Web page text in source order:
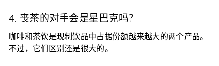
4. 丧茶的对手会是星巴克吗？
咖啡和茶饮是现制饮品中占据份额越来越大的两个产品。
不过，它们区别还是很大的。